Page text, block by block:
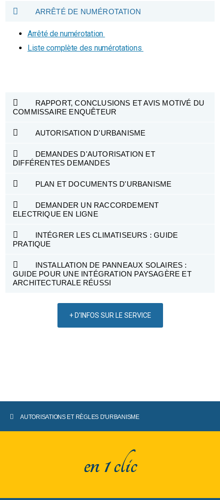
ARRÊTÉ DE NUMÉROTATION
Arrêté de numérotation
Liste complète des numérotations
RAPPORT, CONCLUSIONS ET AVIS MOTIVÉ DU
COMMISSAIRE ENQUÊTEUR
AUTORISATION D'URBANISME
DEMANDES D'AUTORISATION ET
DIFFÉRENTES DEMANDES
PLAN ET DOCUMENTS D'URBANISME
DEMANDER UN RACCORDEMENT
ELECTRIQUE EN LIGNE
INTÉGRER LES CLIMATISEURS : GUIDE
PRATIQUE
INSTALLATION DE PANNEAUX SOLAIRES :
GUIDE POUR UNE INTÉGRATION PAYSAGÈRE ET
ARCHITECTURALE RÉUSSI
+ D'INFOS SUR LE SERVICE
AUTORISATIONS ET RÈGLES D'URBANISME
en 1 clic